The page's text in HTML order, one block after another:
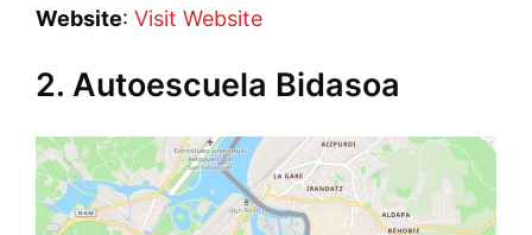
Website: Visit Website
2. Autoescuela Bidasoa